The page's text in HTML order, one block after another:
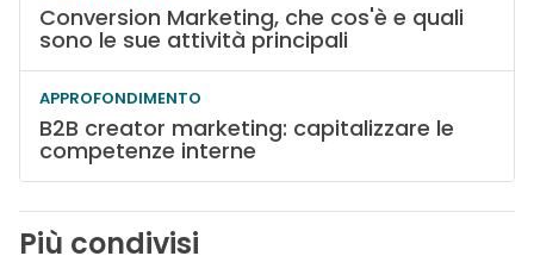
Conversion Marketing, che cos'è e quali
sono le sue attività principali
APPROFONDIMENTO
B2B creator marketing: capitalizzare le
competenze interne
Più condivisi